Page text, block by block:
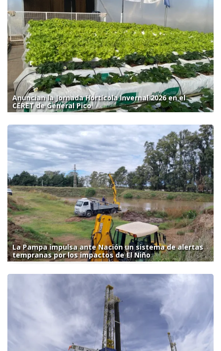
Anuncian la Jornada Hortícola Invernal 2026 en el
CERET de General Pico
La Pampa impulsa ante Nación un sistema de alertas
tempranas por los impactos de El Niño